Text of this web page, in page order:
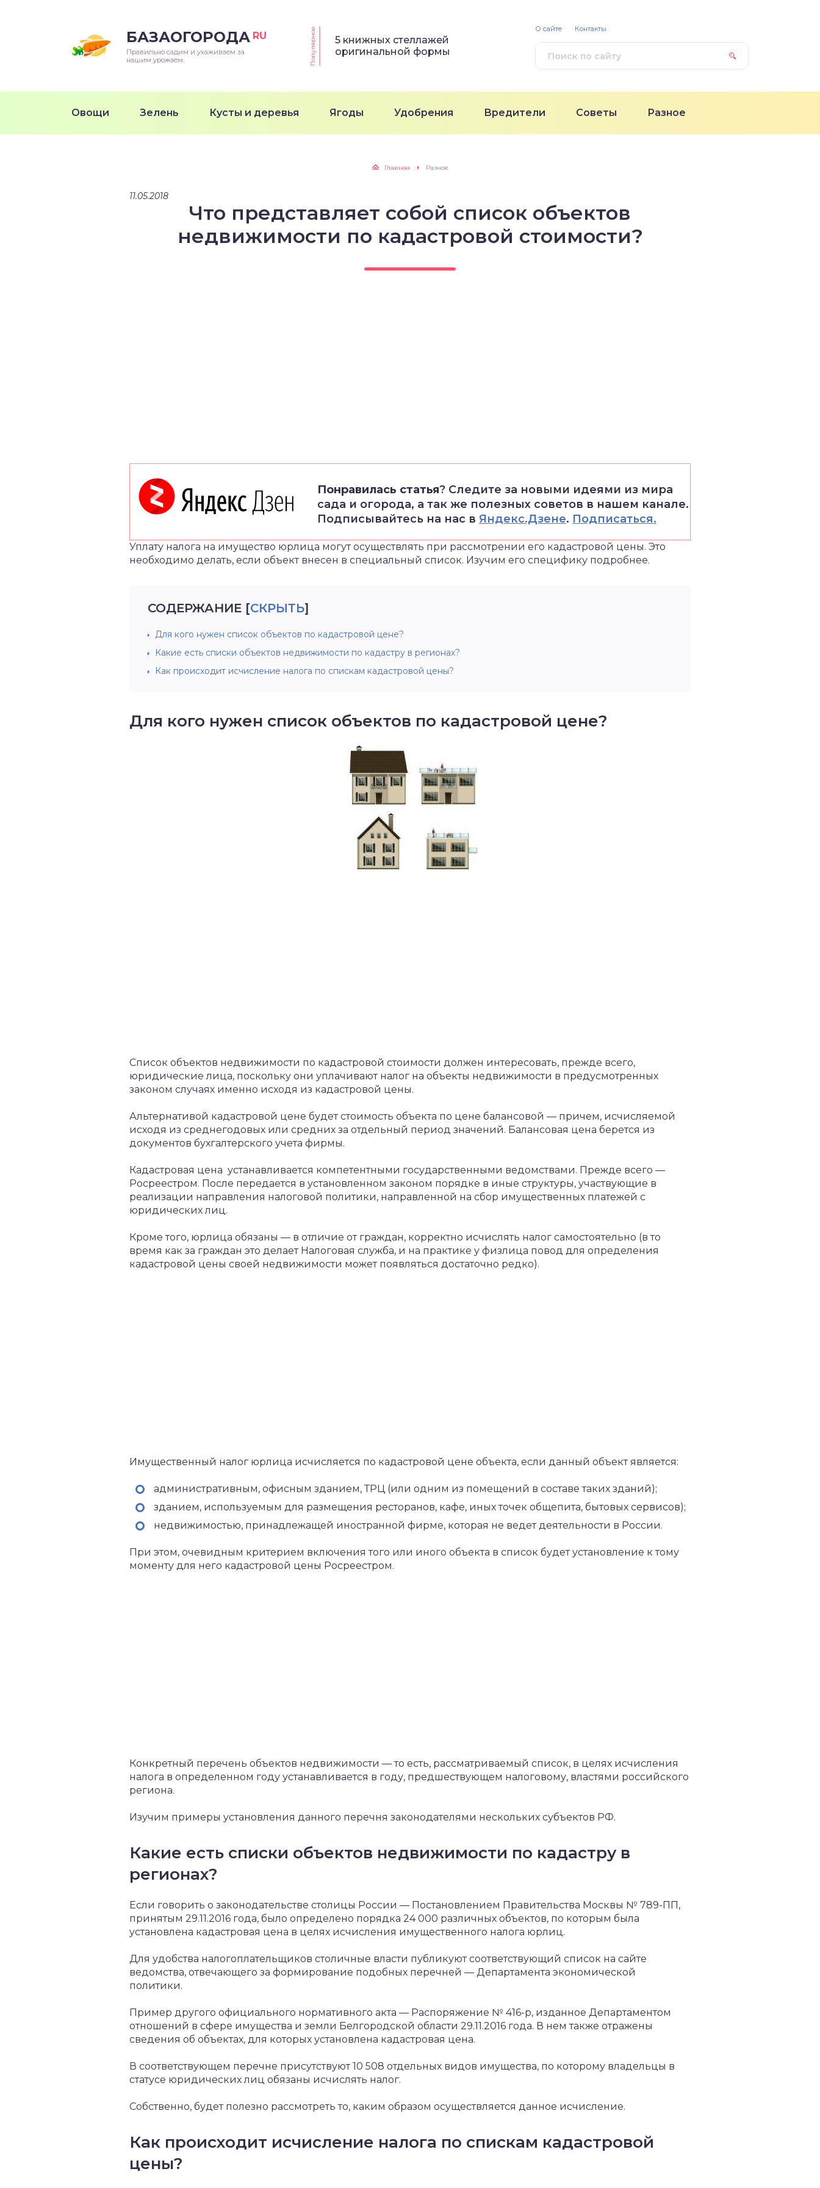
БАЗАОГОРОДА RU
Правильно садим и ухаживаем за
нашим урожаем.
Популярное
5 книжных стеллажей
оригинальной формы
Овощи Зелень Кусты и деревья Ягоды Удобрения Вредители Советы Разное
О сайте Контакты
Главная Разное
11.05.2018
Что представляет собой список объектов
недвижимости по кадастровой стоимости?
Понравилась статья? Следите за новыми идеями из мира
сада и огорода, а так же полезных советов в нашем канале.
Подписывайтесь на нас в Яндекс.Дзене. Подписаться.
Уплату налога на имущество юрлица могут осуществлять при рассмотрении его кадастровой цены. Это
необходимо делать, если объект внесен в специальный список. Изучим его специфику подробнее.
СОДЕРЖАНИЕ [СКРЫТЬ]
Для кого нужен список объектов по кадастровой цене?
Какие есть списки объектов недвижимости по кадастру в регионах?
Как происходит исчисление налога по спискам кадастровой цены?
Для кого нужен список объектов по кадастровой цене?
Список объектов недвижимости по кадастровой стоимости должен интересовать, прежде всего,
юридические лица, поскольку они уплачивают налог на объекты недвижимости в предусмотренных
законом случаях именно исходя из кадастровой цены.
Альтернативой кадастровой цене будет стоимость объекта по цене балансовой — причем, исчисляемой
исходя из среднегодовых или средних за отдельный период значений. Балансовая цена берется из
документов бухгалтерского учета фирмы.
Кадастровая цена устанавливается компетентными государственными ведомствами. Прежде всего —
Росреестром. После передается в установленном законом порядке в иные структуры, участвующие в
реализации направления налоговой политики, направленной на сбор имущественных платежей с
юридических лиц.
Кроме того, юрлица обязаны — в отличие от граждан, корректно исчислять налог самостоятельно (в то
время как за граждан это делает Налоговая служба, и на практике у физлица повод для определения
кадастровой цены своей недвижимости может появляться достаточно редко).
Имущественный налог юрлица исчисляется по кадастровой цене объекта, если данный объект является:
административным, офисным зданием, ТРЦ (или одним из помещений в составе таких зданий);
зданием, используемым для размещения ресторанов, кафе, иных точек общепита, бытовых сервисов);
недвижимостью, принадлежащей иностранной фирме, которая не ведет деятельности в России.
При этом, очевидным критерием включения того или иного объекта в список будет установление к тому
моменту для него кадастровой цены Росреестром.
Конкретный перечень объектов недвижимости — то есть, рассматриваемый список, в целях исчисления
налога в определенном году устанавливается в году, предшествующем налоговому, властями российского
региона.
Изучим примеры установления данного перечня законодателями нескольких субъектов РФ.
Какие есть списки объектов недвижимости по кадастру в
регионах?
Если говорить о законодательстве столицы России — Постановлением Правительства Москвы № 789-ПП,
принятым 29.11.2016 года, было определено порядка 24 000 различных объектов, по которым была
установлена кадастровая цена в целях исчисления имущественного налога юрлиц.
Для удобства налогоплательщиков столичные власти публикуют соответствующий список на сайте
ведомства, отвечающего за формирование подобных перечней — Департамента экономической
политики.
Пример другого официального нормативного акта — Распоряжение № 416-р, изданное Департаментом
отношений в сфере имущества и земли Белгородской области 29.11.2016 года. В нем также отражены
сведения об объектах, для которых установлена кадастровая цена.
В соответствующем перечне присутствуют 10 508 отдельных видов имущества, по которому владельцы в
статусе юридических лиц обязаны исчислять налог.
Собственно, будет полезно рассмотреть то, каким образом осуществляется данное исчисление.
Как происходит исчисление налога по спискам кадастровой
цены?